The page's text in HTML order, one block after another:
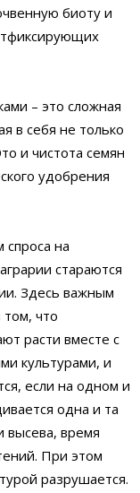
биоту и
– это сложная
в себя не только
и чистота семян
удобрения
на
стараются
Здесь важным
что
расти вместе с
культурами, и
если на одном и
одна и та
высева, время
При этом
разрушается.